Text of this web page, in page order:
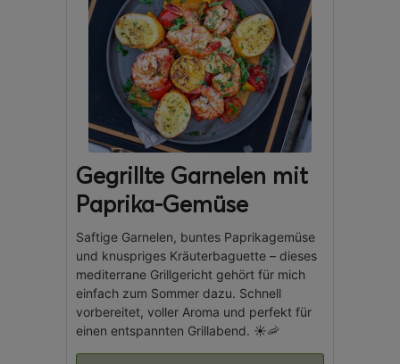
Gegrillte Garnelen mit
Paprika-Gemüse
Saftige Garnelen, buntes Paprikagemüse
und knuspriges Kräuterbaguette – dieses
mediterrane Grillgericht gehört für mich
einfach zum Sommer dazu. Schnell
vorbereitet, voller Aroma und perfekt für
einen entspannten Grillabend. ☀️🦐